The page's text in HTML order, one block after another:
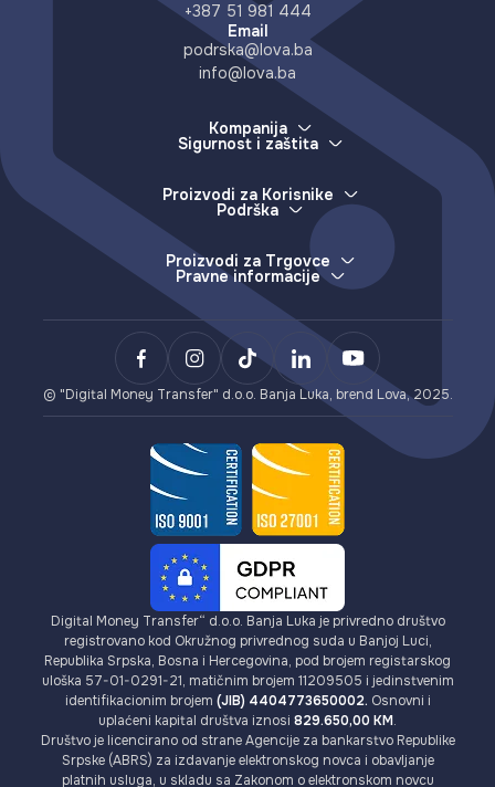
+387 51 981 444
Email
podrska@lova.ba
info@lova.ba
Kompanija
O nama
Partneri
Distributeri
Sigurnost i zaštita
Kako prijaviti izgubljen uređaj
Više o prevarama i lažnim info
Proizvodi za Korisnike
E-novčanik
Uplate (izdavanje e-novca)
Isplate (otkup e-novca)
Slanje novca
Izdavanje VISA kartica
Kriptovalute
Podrška
Česta pitanja
Proizvodi za Trgovce
E-novčanik
LovaPay (naplata u e-novcu)
Lova Payment Gateway (za eCommerce)
BCXPay (plaćanja u kriptovalutama)
Kartični Payment Gateway (za eCommerce)
Pravne informacije
Opšti uslovi poslovanja
Politika privatnosti
Uslovi korištenja Lova dopune i Lova bona
AML/KYC uputstvo
Provizije
© "Digital Money Transfer" d.o.o. Banja Luka, brend Lova, 2025.
Digital Money Transfer“ d.o.o. Banja Luka je privredno društvo
registrovano kod Okružnog privrednog suda u Banjoj Luci,
Republika Srpska, Bosna i Hercegovina, pod brojem registarskog
uloška 57-01-0291-21, matičnim brojem 11209505 i jedinstvenim
identifikacionim brojem (JIB) 4404773650002. Osnovni i
uplaćeni kapital društva iznosi 829.650,00 KM.
Društvo je licencirano od strane Agencije za bankarstvo Republike
Srpske (ABRS) za izdavanje elektronskog novca i obavljanje
platnih usluga, u skladu sa Zakonom o elektronskom novcu